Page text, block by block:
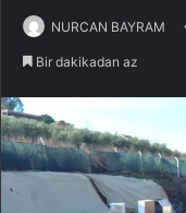
NURCAN BAYRAM
Bir dakikadan az